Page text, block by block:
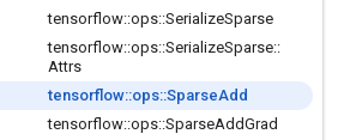
tensorflow::ops::SerializeSparse
tensorflow::ops::SerializeSparse::
Attrs
tensorflow::ops::SparseAdd
tensorflow::ops::SparseAddGrad